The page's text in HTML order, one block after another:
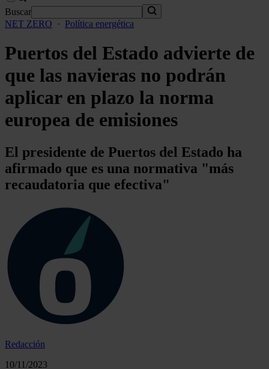
Buscar
NET ZERO
· Política energética
Puertos del Estado advierte de
que las navieras no podrán
aplicar en plazo la norma
europea de emisiones
El presidente de Puertos del Estado ha
afirmado que es una normativa "más
recaudatoria que efectiva"
Redacción
10/11/2023